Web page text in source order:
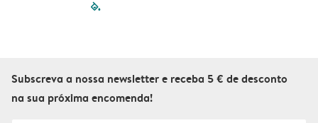
filled-pagination
Subscreva a nossa newsletter e receba 5 € de desconto
na sua próxima encomenda!